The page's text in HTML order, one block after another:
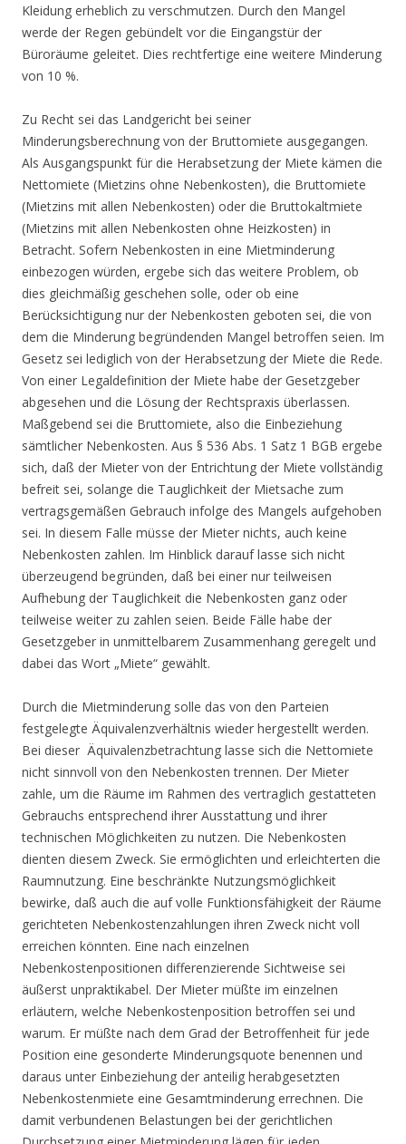
Kleidung erheblich zu verschmutzen. Durch den Mangel
werde der Regen gebündelt vor die Eingangstür der
Büroräume geleitet. Dies rechtfertige eine weitere Minderung
von 10 %.
Zu Recht sei das Landgericht bei seiner
Minderungsberechnung von der Bruttomiete ausgegangen.
Als Ausgangspunkt für die Herabsetzung der Miete kämen die
Nettomiete (Mietzins ohne Nebenkosten), die Bruttomiete
(Mietzins mit allen Nebenkosten) oder die Bruttokaltmiete
(Mietzins mit allen Nebenkosten ohne Heizkosten) in
Betracht. Sofern Nebenkosten in eine Mietminderung
einbezogen würden, ergebe sich das weitere Problem, ob
dies gleichmäßig geschehen solle, oder ob eine
Berücksichtigung nur der Nebenkosten geboten sei, die von
dem die Minderung begründenden Mangel betroffen seien. Im
Gesetz sei lediglich von der Herabsetzung der Miete die Rede.
Von einer Legaldefinition der Miete habe der Gesetzgeber
abgesehen und die Lösung der Rechtspraxis überlassen.
Maßgebend sei die Bruttomiete, also die Einbeziehung
sämtlicher Nebenkosten. Aus § 536 Abs. 1 Satz 1 BGB ergebe
sich, daß der Mieter von der Entrichtung der Miete vollständig
befreit sei, solange die Tauglichkeit der Mietsache zum
vertragsgemäßen Gebrauch infolge des Mangels aufgehoben
sei. In diesem Falle müsse der Mieter nichts, auch keine
Nebenkosten zahlen. Im Hinblick darauf lasse sich nicht
überzeugend begründen, daß bei einer nur teilweisen
Aufhebung der Tauglichkeit die Nebenkosten ganz oder
teilweise weiter zu zahlen seien. Beide Fälle habe der
Gesetzgeber in unmittelbarem Zusammenhang geregelt und
dabei das Wort „Miete“ gewählt.
Durch die Mietminderung solle das von den Parteien
festgelegte Äquivalenzverhältnis wieder hergestellt werden.
Bei dieser Äquivalenzbetrachtung lasse sich die Nettomiete
nicht sinnvoll von den Nebenkosten trennen. Der Mieter
zahle, um die Räume im Rahmen des vertraglich gestatteten
Gebrauchs entsprechend ihrer Ausstattung und ihrer
technischen Möglichkeiten zu nutzen. Die Nebenkosten
dienten diesem Zweck. Sie ermöglichten und erleichterten die
Raumnutzung. Eine beschränkte Nutzungsmöglichkeit
bewirke, daß auch die auf volle Funktionsfähigkeit der Räume
gerichteten Nebenkostenzahlungen ihren Zweck nicht voll
erreichen könnten. Eine nach einzelnen
Nebenkostenpositionen differenzierende Sichtweise sei
äußerst unpraktikabel. Der Mieter müßte im einzelnen
erläutern, welche Nebenkostenposition betroffen sei und
warum. Er müßte nach dem Grad der Betroffenheit für jede
Position eine gesonderte Minderungsquote benennen und
daraus unter Einbeziehung der anteilig herabgesetzten
Nebenkostenmiete eine Gesamtminderung errechnen. Die
damit verbundenen Belastungen bei der gerichtlichen